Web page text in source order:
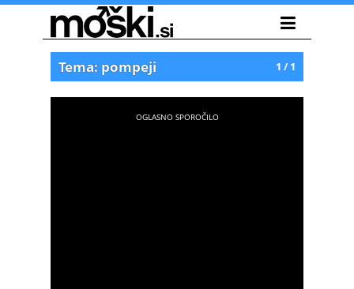
1 / 1
Tema: pompeji